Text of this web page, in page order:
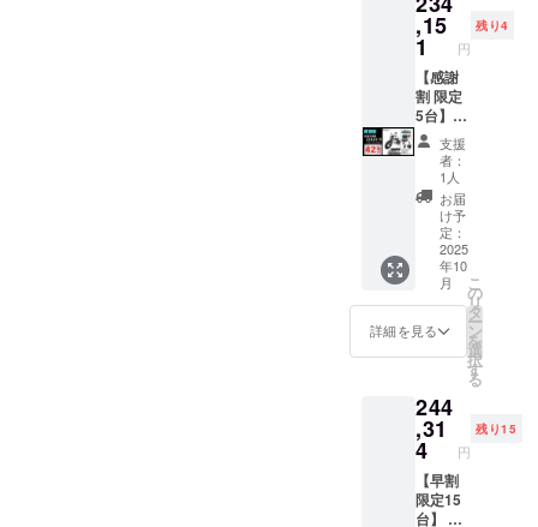
ンボイ
スが必
要な場
合は、
実行者
に直接
お問合
せくだ
さい。
る場合
があり
ます。
●原動機
付自転
車販売
証明書
を含む
●適格請
求書発
行事業
者登録
番号：
あり ※
適格請
求書発
行事業
者登録
番号の
あるイ
ンボイ
スが必
要な場
合は、
実行者
に直接
ン・仕
様は変
更にな
る可能
性もご
ざいま
す。
ご了承
くださ
い。 ※
ご注文
状況、
使用部
材の供
給状
況、製
造工程
上の都
合等に
荷時期
が遅れ
る場合
があり
ます。
●原動機
付自転
す。ご
注意く
ださ
い。 ※
組立完
成車の
お届け
はオー
プショ
ンで別
に購入
する必
要があ
りま
す。 ※
製品の
品質向
上と改
良によ
ザイ
ン・仕
様は変
更にな
る可能
性もご
ざいま
け）の
追加送
料は
CAMPF
IREをご
注文さ
れた
後、商
品を発
送する
一週間
前に弊
社の
ホーム
ページ
にて追
加の離
島送料
11,000
み)をお
払う必
要があ
りま
す。ご
注意く
ださ
ドル
バーと
前輪の
取付け
が必要)
での送
料
18,800
円を含
んだ金
額で
す。 ※
離島
（北海
道、沖
縄、離
島在住
の方向
け）の
料は
CAMPF
IREをご
注文さ
れた
後、商
品を発
ク (サド
ル色は
ブラッ
クにな
りま
す。
オープ
ション
でブラ
ウン色
に変更
できま
す。) ●
一般販
売予定
価格：
387,800
円の
40%OF
り(ハン
ドル
バーと
前輪の
取付け
が必要)
での送
,15
1 円
残り4
【感謝
割 限定
5台】 ●
イープ
ラスミ
ライ
RHINO
バイク
原付一
種500W
モデル
×1台 ●
イープ
ラスミ
ライ ア
チャー
ポータ
ブル
「EMR
310」
×1台 ●
カ
支援
者：
1人
お届
け予
定：
2025
年10
月
詳細を見る
こ
の
リ
タ
ー
ン
を
選
択
す
る
244
,31
4 円
残り15
【早割
限定15
台】 ●